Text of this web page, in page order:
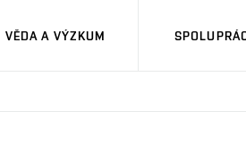
VĚDA A VÝZKUM